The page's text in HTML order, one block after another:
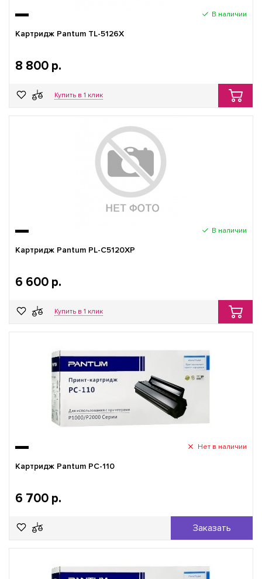
В наличии
Картридж Pantum TL-5126X
8 800 р.
Купить в 1 клик
В наличии
Картридж Pantum PL-C5120XP
6 600 р.
Купить в 1 клик
Нет в наличии
Картридж Pantum PC-110
6 700 р.
Заказать